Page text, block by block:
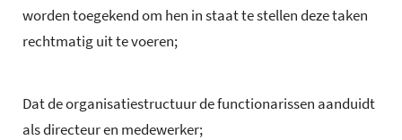
worden toegekend om hen in staat te stellen deze taken
rechtmatig uit te voeren;
Dat de organisatiestructuur de functionarissen aanduidt
als directeur en medewerker;